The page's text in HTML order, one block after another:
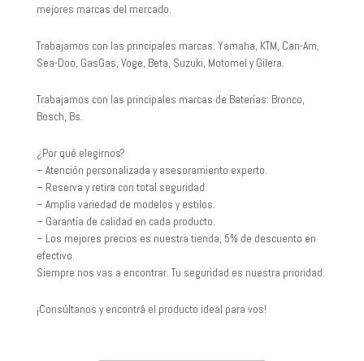
mejores marcas del mercado.
Trabajamos con las principales marcas: Yamaha, KTM, Can-Am,
Sea-Doo, GasGas, Voge, Beta, Suzuki, Motomel y Gilera.
Trabajamos con las principales marcas de Baterías: Bronco,
Bosch, Bs.
¿Por qué elegirnos?
– Atención personalizada y asesoramiento experto.
– Reserva y retira con total seguridad.
– Amplia variedad de modelos y estilos.
– Garantía de calidad en cada producto.
– Los mejores precios es nuestra tienda, 5% de descuento en
efectivo.
Siempre nos vas a encontrar. Tu seguridad es nuestra prioridad.
¡Consúltanos y encontrá el producto ideal para vos!